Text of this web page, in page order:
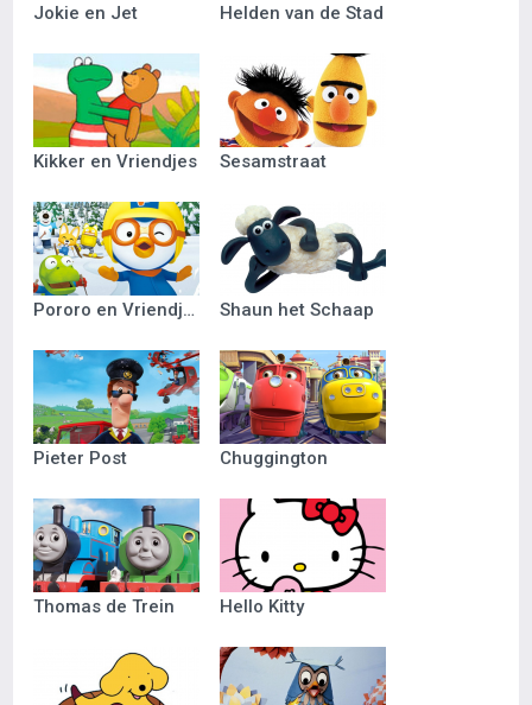
Jokie en Jet Helden van de Stad
Kikker en Vriendjes Sesamstraat
Pororo en Vriendjes Shaun het Schaap
Pieter Post Chuggington
Thomas de Trein Hello Kitty